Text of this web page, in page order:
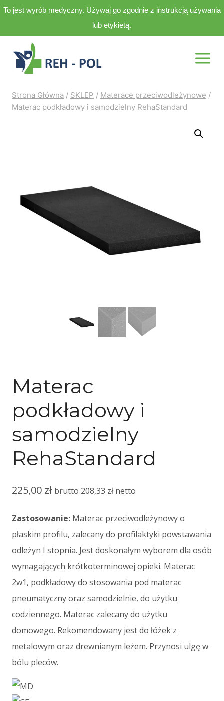
To jest wyrób medyczny. Używaj go zgodnie z instrukcją używania
lub etykietą.
Strona Główna / SKLEP / Materace przeciwodleżynowe /
Materac podkładowy i samodzielny RehaStandard
Materac
podkładowy i
samodzielny
RehaStandard
225,00 zł brutto 208,33 zł netto
Zastosowanie: Materac przeciwodleżynowy o
płaskim profilu, zalecany do profilaktyki powstawania
odleżyn I stopnia. Jest doskonałym wyborem dla osób
wymagających krótkoterminowej opieki. Materac
2w1, podkładowy do stosowania pod materac
pneumatyczny oraz samodzielnie, do użytku
codziennego. Materac zalecany do użytku
domowego. Rekomendowany jest do łóżek z
metalowym oraz drewnianym leżem. Przynosi ulgę w
bólu pleców.